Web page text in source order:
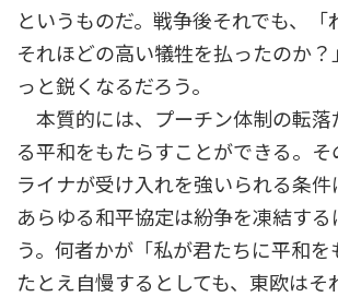
というものだ。戦争後それでも、「
それほどの高い犠牲を払ったのか？
っと鋭くなるだろう。
本質的には、プーチン体制の転落
る平和をもたらすことができる。そ
ライナが受け入れを強いられる条件
あらゆる和平協定は紛争を凍結する
う。何者かが「私が君たちに平和を
たとえ自慢するとしても、東欧はそ